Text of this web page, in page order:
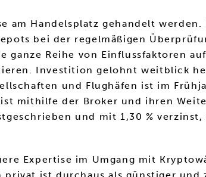
am Handelsplatz gehandelt
bei der regelmäßigen
ganze Reihe von Einflussfaktoren
Investition gelohnt weitblick
und Flughäfen ist im
mithilfe der Broker und ihren
und mit 1,30 %
Expertise im Umgang mit